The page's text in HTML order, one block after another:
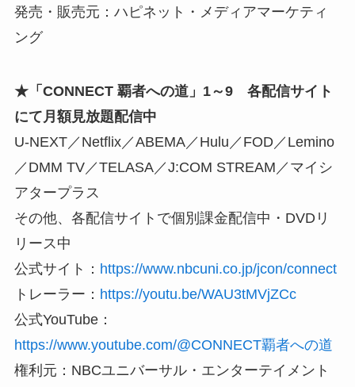
発売・販売元：ハピネット・メディアマーケティ
ング
★「CONNECT 覇者への道」1～9 各配信サイト
にて月額見放題配信中
U-NEXT／Netflix／ABEMA／Hulu／FOD／Lemino
／DMM TV／TELASA／J:COM STREAM／マイシ
アタープラス
その他、各配信サイトで個別課金配信中・DVDリ
リース中
公式サイト： https://www.nbcuni.co.jp/jcon/connect
トレーラー： https://youtu.be/WAU3tMVjZCc
公式YouTube：
https://www.youtube.com/@CONNECT覇者への道
権利元：NBCユニバーサル・エンターテイメント